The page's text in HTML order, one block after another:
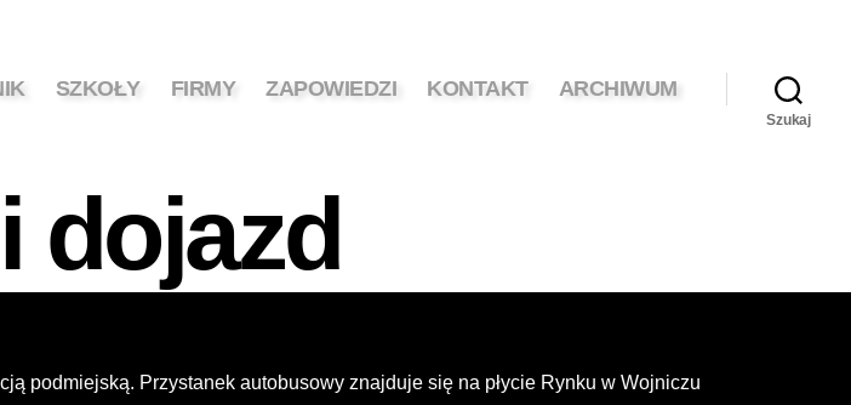
SZKOŁY FIRMY ZAPOWIEDZI KONTAKT ARCHIWUM
Szukaj
dojazd
podmiejską. Przystanek autobusowy znajduje się na płycie Rynku w Wojniczu